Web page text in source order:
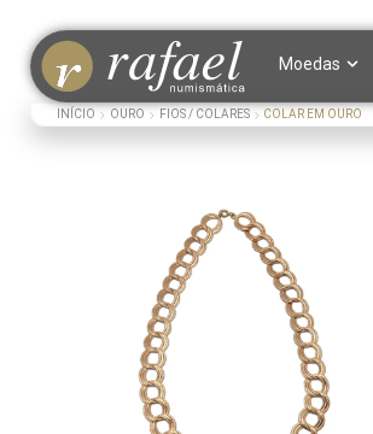
Moedas
INÍCIO OURO FIOS / COLARES COLAR EM OURO